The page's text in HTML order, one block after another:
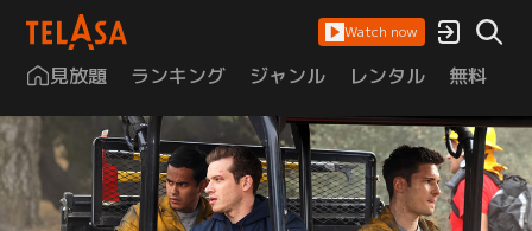
Watch now
見放題 ランキング ジャンル レンタル 無料